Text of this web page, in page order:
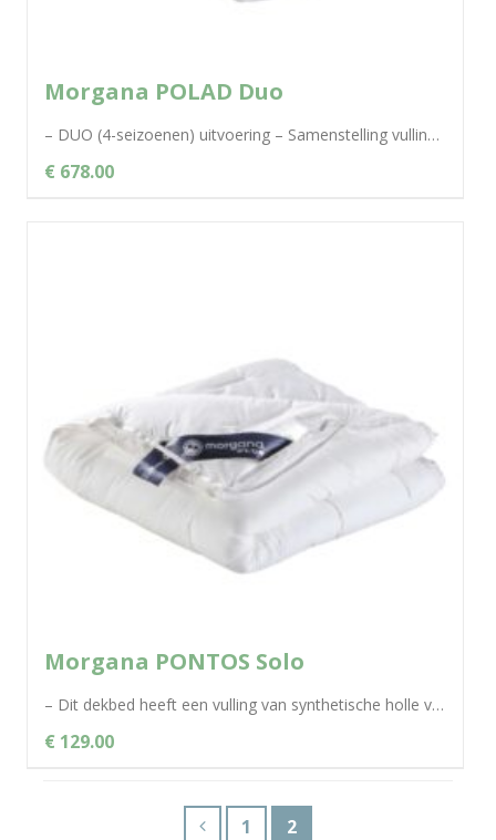
Morgana POLAD Duo
– DUO (4-seizoenen) uitvoering – Samenstelling vulling 90% Pools ganzendons en 10% veren – De hoge kwaliteit ganzendons in het dekbed zorgt...
€ 678.00
Morgana PONTOS Solo
– Dit dekbed heeft een vulling van synthetische holle vezels waardoor dit dekbed relatief goed ventileert – De ‘fibre-soft’ holle vezel zorgt...
€ 129.00
1 2